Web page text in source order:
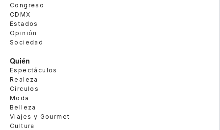
Congreso
CDMX
Estados
Opinión
Sociedad
Quién
Espectáculos
Realeza
Círculos
Moda
Belleza
Viajes y Gourmet
Cultura